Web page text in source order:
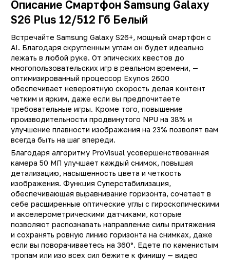
Описание Смартфон Samsung Galaxy
S26 Plus 12/512 Гб Белый
Встречайте Samsung Galaxy S26+, мощный смартфон с
AI. Благодаря скругленным углам он будет идеально
лежать в любой руке. От эпических квестов до
многопользовательских игр в реальном времени, —
оптимизированный процессор Exynos 2600
обеспечивает невероятную скорость делая контент
четким и ярким, даже если вы предпочитаете
требовательные игры. Кроме того, повышение
производительности продвинутого NPU на 38% и
улучшение плавности изображения на 23% позволят вам
всегда быть на шаг впереди.
Благодаря алгоритму ProVisual усовершенствованная
камера 50 МП улучшает каждый снимок, повышая
детализацию, насыщенность цвета и четкость
изображения. Функция Суперстабилизация,
обеспечивающая выравнивание горизонта, сочетает в
себе расширенные оптические углы с гироскопическими
и акселерометрическими датчиками, которые
позволяют распознавать направление силы притяжения
и сохранять ровную линию горизонта на снимках, даже
если вы поворачиваетесь на 360°. Едете по каменистым
тропам или изо всех сил бежите к финишу — видео
данные
Galaxy S26
система
LTE (4G)
сеть
SIM-карт
память
512